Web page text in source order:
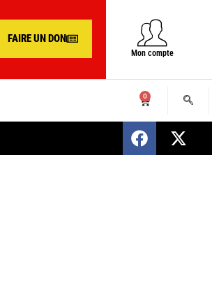
FAIRE UN DON
Mon compte
0
SENEGAL : Nomination d’un nouveau